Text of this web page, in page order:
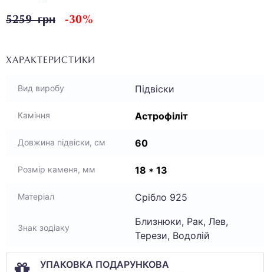
5259 грн -30%
ХАРАКТЕРИСТИКИ
Вид виробу Підвіски
Каміння Астрофіліт
Довжина підвіски, см 60
Розмір каменя, мм 18 * 13
Матеріал Срібло 925
Знак зодіаку
Близнюки, Рак, Лев,
Терези, Водолій
УПАКОВКА ПОДАРУНКОВА